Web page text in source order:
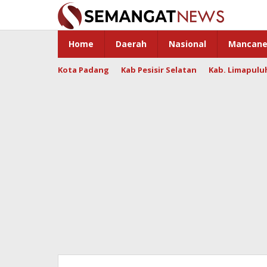
content
Home Daerah Nasional
Kota Padang Kab Pesisir Selatan Kab.